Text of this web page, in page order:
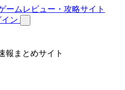
イン
報まとめサイト